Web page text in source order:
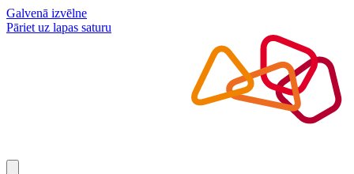
Galvenā izvēlne
Pāriet uz lapas saturu